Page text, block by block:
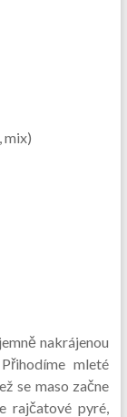
mix)
nakrájenou
mleté
se maso začne
rajčatové pyré,